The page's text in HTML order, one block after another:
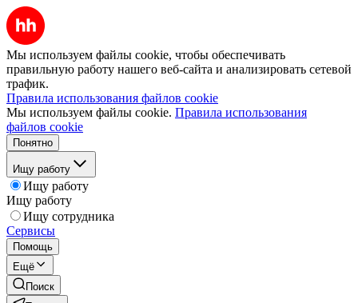
Мы используем файлы cookie, чтобы обеспечивать
правильную работу нашего веб-сайта и анализировать сетевой
трафик.
Правила использования файлов cookie
Мы используем файлы cookie. Правила использования
файлов cookie
Понятно
Ищу работу
Ищу работу
Ищу работу
Ищу сотрудника
Сервисы
Помощь
Ещё
Поиск